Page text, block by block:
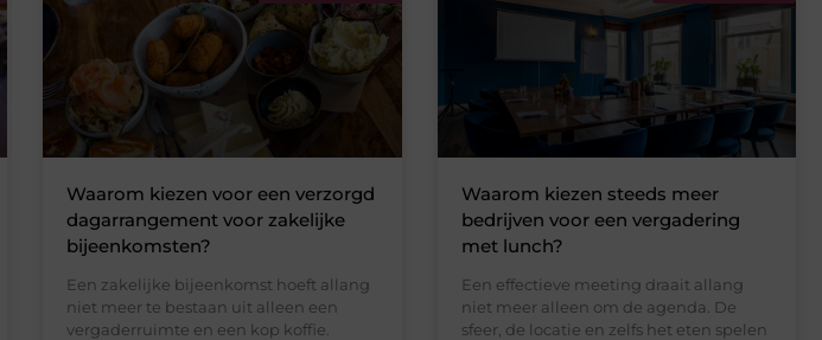
Waarom kiezen voor een verzorgd
dagarrangement voor zakelijke
bijeenkomsten?
Een zakelijke bijeenkomst hoeft allang
niet meer te bestaan uit alleen een
vergaderruimte en een kop koffie.
Waarom kiezen steeds meer
bedrijven voor een vergadering
met lunch?
Een effectieve meeting draait allang
niet meer alleen om de agenda. De
sfeer, de locatie en zelfs het eten spelen